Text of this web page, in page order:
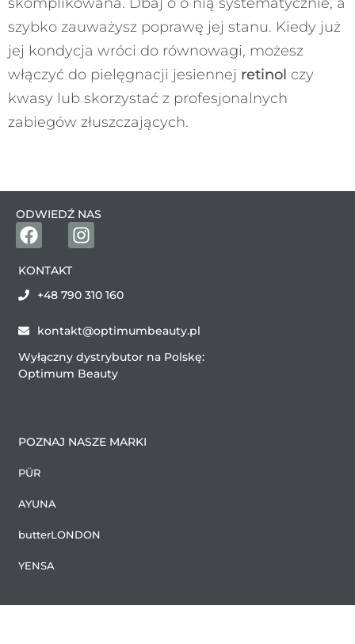
szybko zauważysz poprawę jej stanu. Kiedy już
jej kondycja wróci do równowagi, możesz
włączyć do pielęgnacji jesiennej retinol czy
kwasy lub skorzystać z profesjonalnych
zabiegów złuszczających.
ODWIEDŹ NAS
KONTAKT
+48 790 310 160
kontakt@optimumbeauty.pl
Wyłączny dystrybutor na Polskę:
Optimum Beauty
POZNAJ NASZE MARKI
PÜR
AYUNA
butterLONDON
YENSA